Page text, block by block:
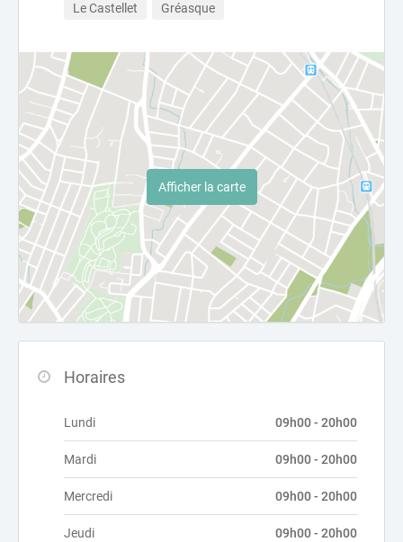
Le Castellet Gréasque
Afficher la carte
Horaires
Lundi 09h00 - 20h00
Mardi 09h00 - 20h00
Mercredi 09h00 - 20h00
Jeudi 09h00 - 20h00